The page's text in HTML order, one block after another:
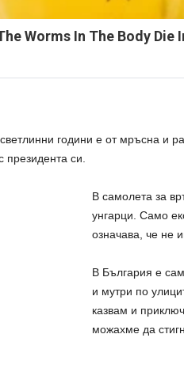
Worms In The Body Die
години е от мръсна и
президента си.
В самолета за
унгарци. Само
означава, че не
В България е
и мутри по
казвам и
можахме да